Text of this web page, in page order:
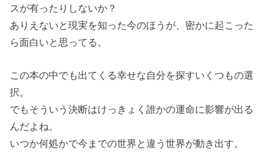
スが有ったりしないか？
ありえないと現実を知った今のほうが、密かに起こった
ら面白いと思ってる。
この本の中でも出てくる幸せな自分を探すいくつもの選
択。
でもそういう決断はけっきょく誰かの運命に影響が出る
んだよね。
いつか何処かで今までの世界と違う世界が動き出す。